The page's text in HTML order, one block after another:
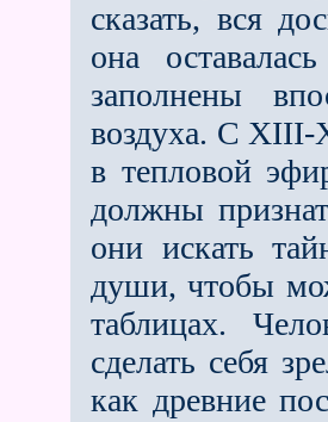
сказать, вся
она
заполнены
воздуха. С ХIII-
в тепловой
должны
они искать
души, чтобы
таблицах.
сделать себя
как древние